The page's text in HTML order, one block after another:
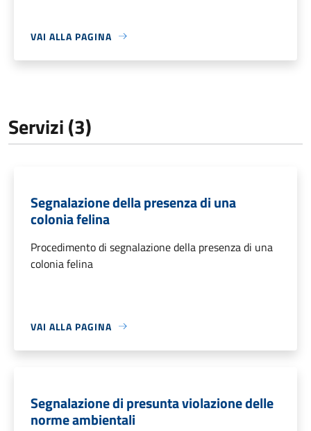
VAI ALLA PAGINA
Servizi (3)
Segnalazione della presenza di una
colonia felina
Procedimento di segnalazione della presenza di una
colonia felina
VAI ALLA PAGINA
Segnalazione di presunta violazione delle
norme ambientali